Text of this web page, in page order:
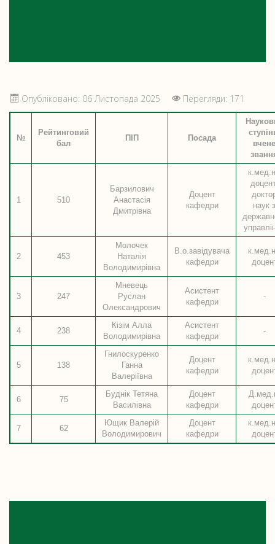
Опубліковано: 06 Листопада 2025 Перегляди: 171
№
Рейтинговий
бал
ПІП Посада
вчене
1 510
Барзилович
Анастасія
Дмитрівна
Доцент
кафедри
наук з
2 453
Молочек
Наталія
Володимирівна
В.о.завідувача
кафедри
3 247
Мневець
Руслан
Олександрович
Асистент
кафедри
-
4 238
Кізім Алла
Володимирівна
Асистент
кафедри
-
5 138
Гнилоскуренко
Ганна
Валеріївна
Доцент
кафедри
6 75
Буднік Тетяна
Василівна
Доцент
кафедри
7 62
Ющик Валерій
Володимирович
Доцент
кафедри